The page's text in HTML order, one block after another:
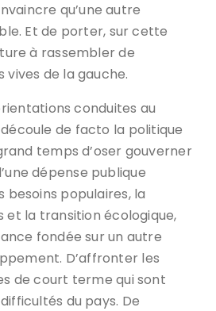
qu’une autre
Et de porter, sur cette
à rassembler de
vives de la gauche.
conduites au
de facto la politique
temps d’oser gouverner
dépense publique
besoins populaires, la
et la transition écologique,
fondée sur un autre
D’affronter les
de court terme qui sont
du pays. De